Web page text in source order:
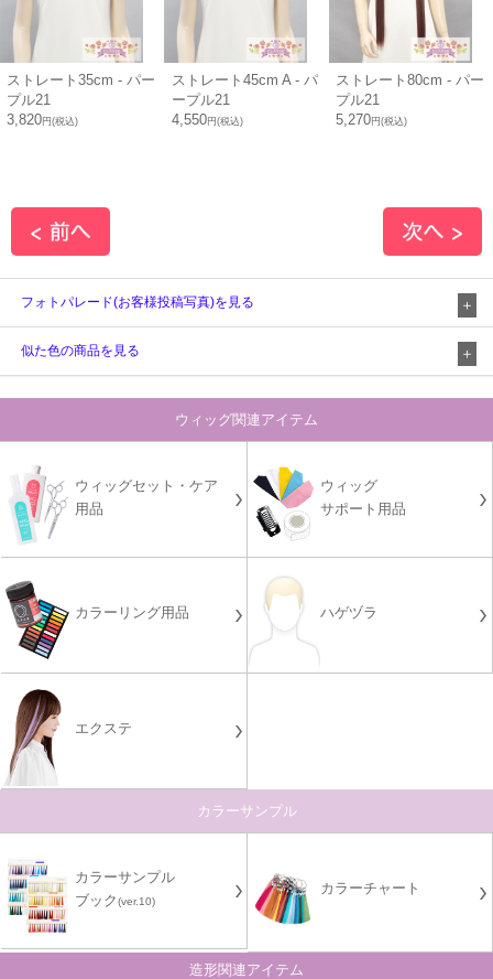
ストレート35cm - パー
プル21
3,820円(税込)
ストレート45cm A - パ
ープル21
4,550円(税込)
ストレート80cm - パー
プル21
5,270円(税込)
フォトパレード(お客様投稿写真)を見る
似た色の商品を見る
ウィッグ関連アイテム
ウィッグセット・ケア
用品
ウィッグ
サポート用品
カラーリング用品 ハゲヅラ
エクステ
カラーサンプル
カラーサンプル
ブック(ver.10)
カラーチャート
造形関連アイテム